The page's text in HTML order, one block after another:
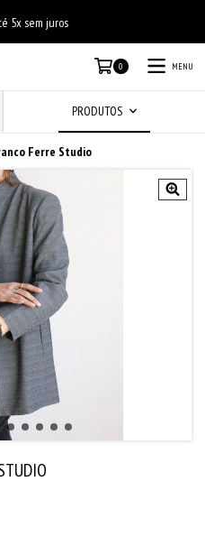
5x sem juros
0 MENU
PRODUTOS
Ferre Studio